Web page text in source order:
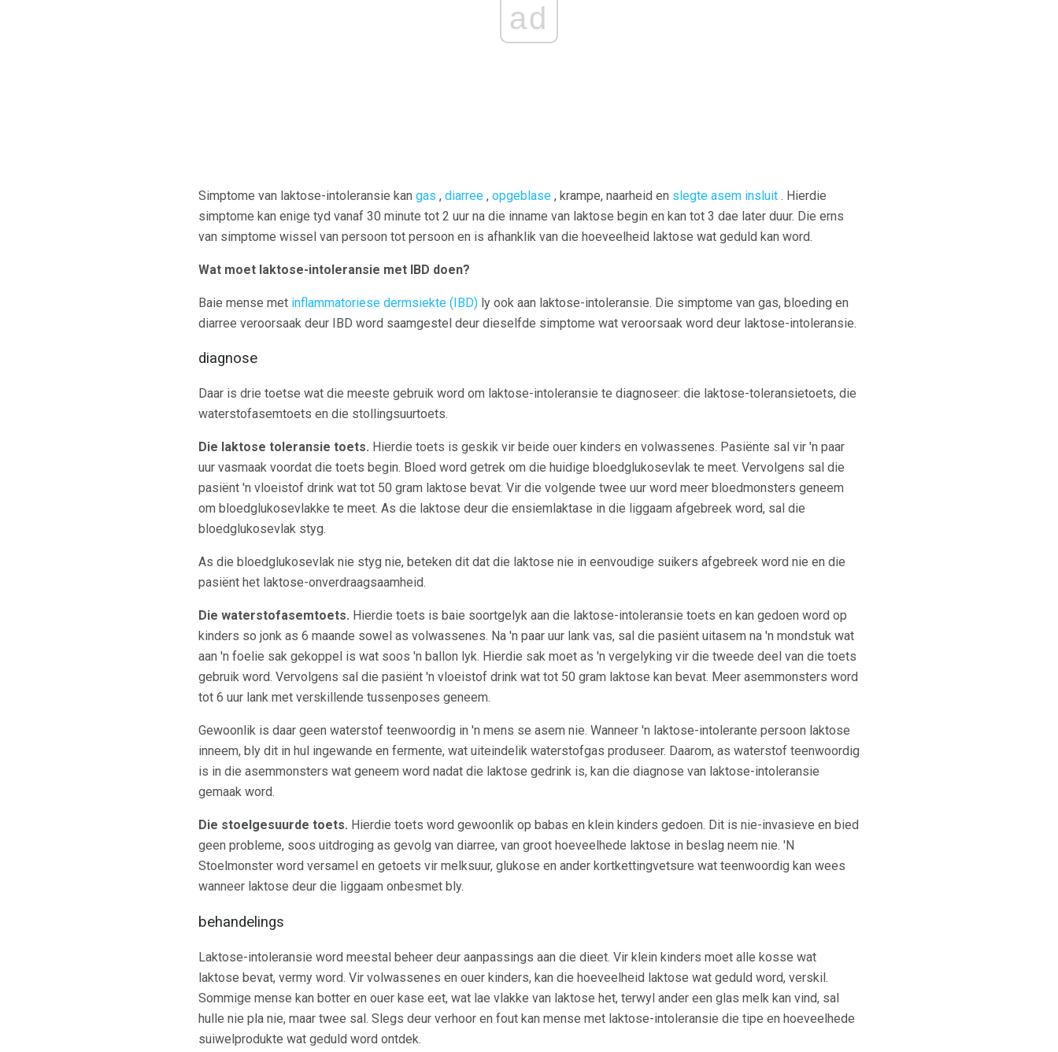
ad
Simptome van laktose-intoleransie kan gas , diarree , opgeblase , krampe, naarheid en slegte asem insluit . Hierdie
simptome kan enige tyd vanaf 30 minute tot 2 uur na die inname van laktose begin en kan tot 3 dae later duur. Die erns
van simptome wissel van persoon tot persoon en is afhanklik van die hoeveelheid laktose wat geduld kan word.
Wat moet laktose-intoleransie met IBD doen?
Baie mense met inflammatoriese dermsiekte (IBD) ly ook aan laktose-intoleransie. Die simptome van gas, bloeding en
diarree veroorsaak deur IBD word saamgestel deur dieselfde simptome wat veroorsaak word deur laktose-intoleransie.
diagnose
Daar is drie toetse wat die meeste gebruik word om laktose-intoleransie te diagnoseer: die laktose-toleransietoets, die
waterstofasemtoets en die stollingsuurtoets.
Die laktose toleransie toets. Hierdie toets is geskik vir beide ouer kinders en volwassenes. Pasiënte sal vir 'n paar
uur vasmaak voordat die toets begin. Bloed word getrek om die huidige bloedglukosevlak te meet. Vervolgens sal die
pasiënt 'n vloeistof drink wat tot 50 gram laktose bevat. Vir die volgende twee uur word meer bloedmonsters geneem
om bloedglukosevlakke te meet. As die laktose deur die ensiemlaktase in die liggaam afgebreek word, sal die
bloedglukosevlak styg.
As die bloedglukosevlak nie styg nie, beteken dit dat die laktose nie in eenvoudige suikers afgebreek word nie en die
pasiënt het laktose-onverdraagsaamheid.
Die waterstofasemtoets. Hierdie toets is baie soortgelyk aan die laktose-intoleransie toets en kan gedoen word op
kinders so jonk as 6 maande sowel as volwassenes. Na 'n paar uur lank vas, sal die pasiënt uitasem na 'n mondstuk wat
aan 'n foelie sak gekoppel is wat soos 'n ballon lyk. Hierdie sak moet as 'n vergelyking vir die tweede deel van die toets
gebruik word. Vervolgens sal die pasiënt 'n vloeistof drink wat tot 50 gram laktose kan bevat. Meer asemmonsters word
tot 6 uur lank met verskillende tussenposes geneem.
Gewoonlik is daar geen waterstof teenwoordig in 'n mens se asem nie. Wanneer 'n laktose-intolerante persoon laktose
inneem, bly dit in hul ingewande en fermente, wat uiteindelik waterstofgas produseer. Daarom, as waterstof teenwoordig
is in die asemmonsters wat geneem word nadat die laktose gedrink is, kan die diagnose van laktose-intoleransie
gemaak word.
Die stoelgesuurde toets. Hierdie toets word gewoonlik op babas en klein kinders gedoen. Dit is nie-invasieve en bied
geen probleme, soos uitdroging as gevolg van diarree, van groot hoeveelhede laktose in beslag neem nie. 'N
Stoelmonster word versamel en getoets vir melksuur, glukose en ander kortkettingvetsure wat teenwoordig kan wees
wanneer laktose deur die liggaam onbesmet bly.
behandelings
Laktose-intoleransie word meestal beheer deur aanpassings aan die dieet. Vir klein kinders moet alle kosse wat
laktose bevat, vermy word. Vir volwassenes en ouer kinders, kan die hoeveelheid laktose wat geduld word, verskil.
Sommige mense kan botter en ouer kase eet, wat lae vlakke van laktose het, terwyl ander een glas melk kan vind, sal
hulle nie pla nie, maar twee sal. Slegs deur verhoor en fout kan mense met laktose-intoleransie die tipe en hoeveelhede
suiwelprodukte wat geduld word ontdek.